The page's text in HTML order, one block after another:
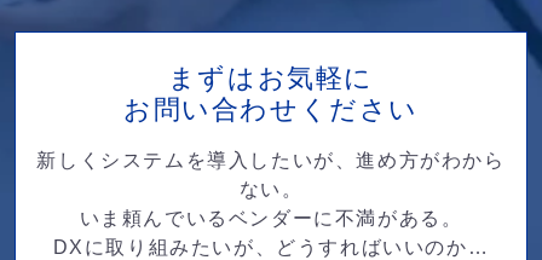
まずはお気軽に
お問い合わせください
新しくシステムを導入したいが、進め方がわから
ない。
いま頼んでいるベンダーに不満がある。
DXに取り組みたいが、どうすればいいのか…